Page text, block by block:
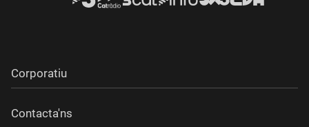
Corporatiu
Contacta'ns